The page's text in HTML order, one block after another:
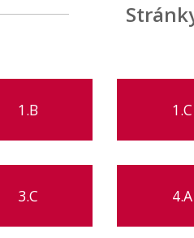
1.B 1.C
3.C 4.A